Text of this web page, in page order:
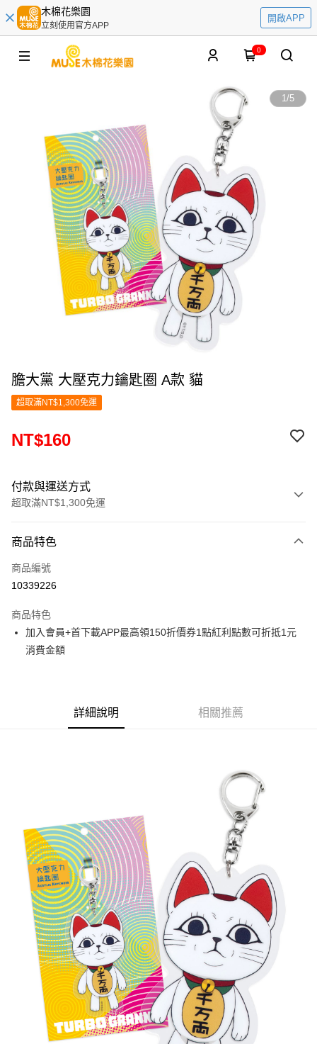
木棉花樂園
立刻使用官方APP
開啟APP
0
1/5
膽大黨 大壓克力鑰匙圈 A款 貓
超取滿NT$1,300免運
NT$160
付款與運送方式
超取滿NT$1,300免運
信用卡一次付款
超商取貨付款
Apple Pay
悠遊付
付款後全家取貨
每筆NT$65，滿NT$1,300(含以上)免運費
(不開放使用，請勿選取）
每筆NT$9,999
7-11取貨付款
每筆NT$65，滿NT$1,300(含以上)免運費
付款後7-11取貨
每筆NT$65，滿NT$1,300(含以上)免運費
宅配-木棉花樂園專用
每筆NT$100，滿NT$1,300(含以上)免運費
商品特色
商品編號
10339226
商品特色
加入會員+首下載APP最高領150折價券1點紅利點數可折抵1元
消費金額
詳細說明 相關推薦